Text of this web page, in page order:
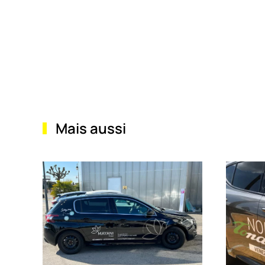
Mais aussi